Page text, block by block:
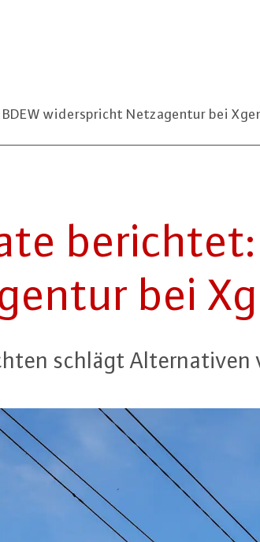
widerspricht Netzagentur bei
bei
schlägt Al­ter­na­ti­ven